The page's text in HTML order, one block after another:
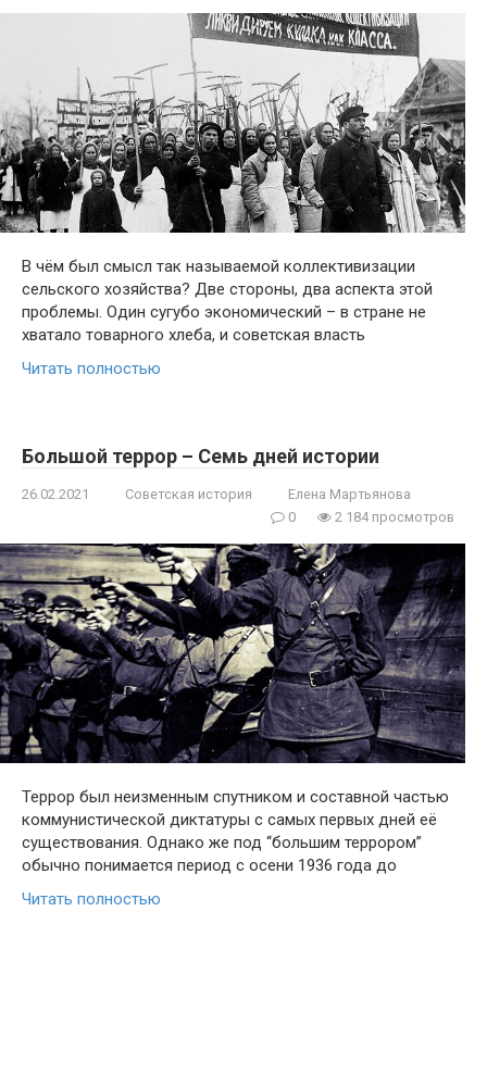
В чём был смысл так называемой коллективизации
сельского хозяйства? Две стороны, два аспекта этой
проблемы. Один сугубо экономический – в стране не
хватало товарного хлеба, и советская власть
Читать полностью
Большой террор – Семь дней истории
26.02.2021 Советская история
Елена Мартьянова
0
2 184 просмотров
Террор был неизменным спутником и составной частью
коммунистической диктатуры с самых первых дней её
существования. Однако же под “большим террором”
обычно понимается период с осени 1936 года до
Читать полностью